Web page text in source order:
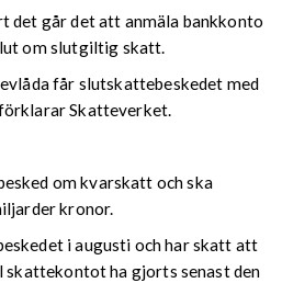
det går det att anmäla bankkonto
om slutgiltig skatt.
får slutskattebeskedet med
Skatteverket.
om kvarskatt och ska
kronor.
i augusti och har skatt att
skattekontot ha gjorts senast den